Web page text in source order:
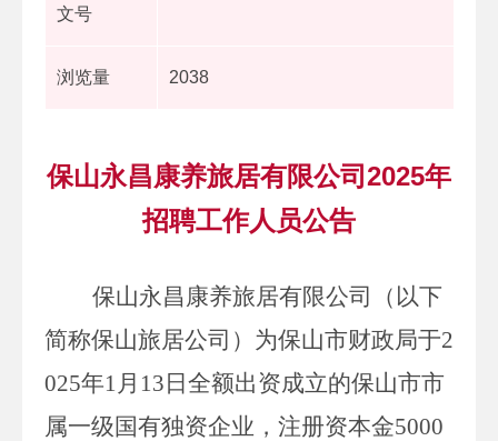
文号
浏览量 2038
保山永昌康养旅居有限公司2025年
招聘工作人员公告
保山永昌康养旅居有限公司（以下
简称保山旅居公司）为保山市财政局于2
025年1月 13 日全额出资成立的保山市市
属一级国有独资企业，注册资本金5000